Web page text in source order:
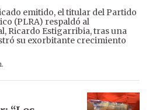
emitido, el titular del Partido
(PLRA) respaldó al
Ricardo Estigarribia, tras una
su exorbitante crecimiento